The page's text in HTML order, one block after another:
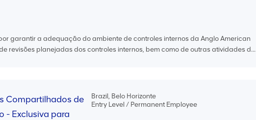
garantir a adequação do ambiente de controles internos da Anglo American
revisões planejadas dos controles internos, bem como de outras atividades d...
Compartilhados de
- Exclusiva para
Brazil, Belo Horizonte
Entry Level / Permanent Employee